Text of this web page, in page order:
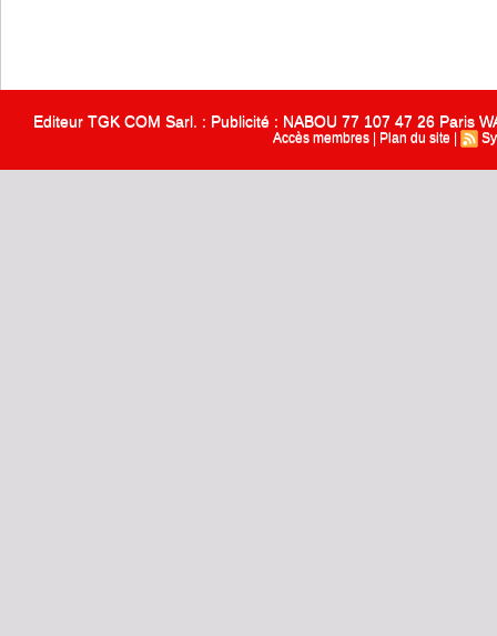
Editeur TGK COM Sarl. : Publicité : NABOU 77 107 47 26 Paris
Accès membres Plan du site